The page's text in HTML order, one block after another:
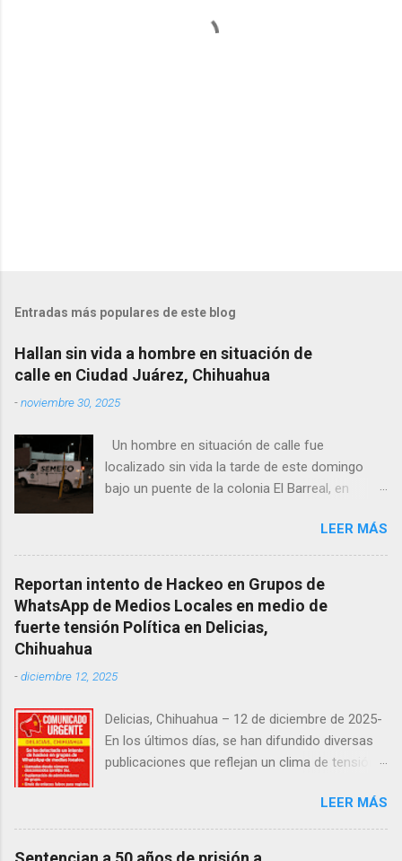
Entradas más populares de este blog
Hallan sin vida a hombre en situación de
calle en Ciudad Juárez, Chihuahua
-noviembre 30, 2025
Un hombre en situación de calle fue
localizado sin vida la tarde de este domingo
bajo un puente de la colonia El Barreal, en
de las calles 20 de Noviembre y Ramón Corona,
donde vecinos reportaron la presencia del
cuerpo. Elementos ministeriales y peritos de la
Fiscalía Zona Norte confirmaron que el
fallecido no presentaba huellas de violencia.
Habitantes de la zona señalaron que el hombre
desconocen su identidad.
LEER MÁS
Reportan intento de Hackeo en Grupos de
WhatsApp de Medios Locales en medio de
fuerte tensión Política en Delicias,
Chihuahua
-diciembre 12, 2025
Delicias, Chihuahua – 12 de diciembre de 2025-
En los últimos días, se han difundido diversas
publicaciones que reflejan un clima de tensión
señalamientos sobre presuntas irregularidades
atribuidas a elementos de la Fiscalía General de
la República, así como manifestaciones de
LEER MÁS